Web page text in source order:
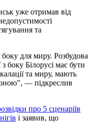
уже отримав від
та
боку для миру. Розбудова
боку Білорусі має бути
та миру, мають
— підкреслив
про 5 сценаріїв
і заявив, що